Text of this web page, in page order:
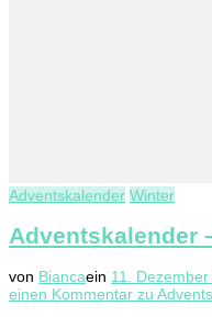
Adventskalender Winter
Adventskalender
von Biancaein 11.
einen Kommentar zu